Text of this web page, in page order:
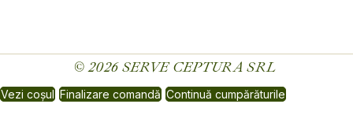
© 2026SERVE CEPTURA SRL
Vezi coșul Finalizare comandă Continuă cumpărăturile